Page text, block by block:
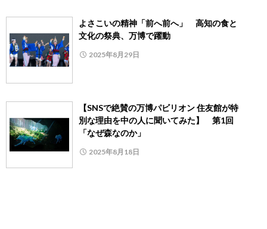
よさこいの精神「前へ前へ」 高知の食と
文化の祭典、万博で躍動
2025年8月29日
【SNSで絶賛の万博パビリオン 住友館が特
別な理由を中の人に聞いてみた】 第1回
「なぜ森なのか」
2025年8月18日